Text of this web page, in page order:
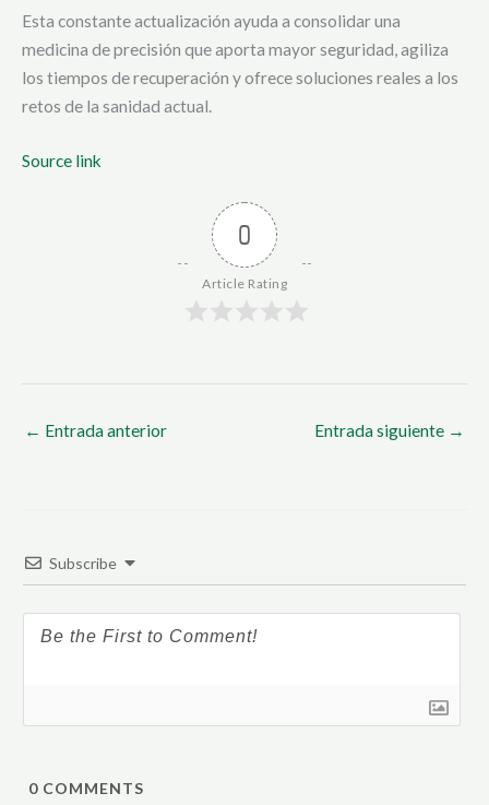
Esta constante actualización ayuda a consolidar una
medicina de precisión que aporta mayor seguridad, agiliza
los tiempos de recuperación y ofrece soluciones reales a los
retos de la sanidad actual.
Source link
0
Article Rating
← Entrada anterior Entrada siguiente →
Subscribe
0 COMMENTS